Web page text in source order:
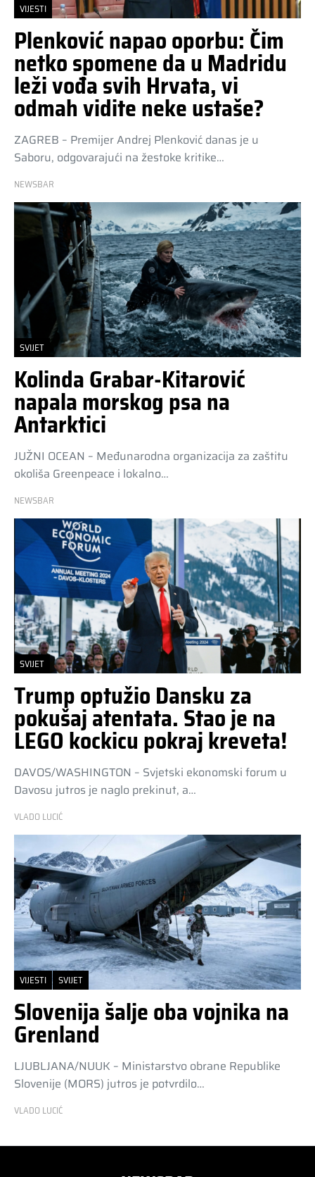
VIJESTI
Plenković napao oporbu: Čim
netko spomene da u Madridu
leži vođa svih Hrvata, vi
odmah vidite neke ustaše?
ZAGREB – Premijer Andrej Plenković danas je u
Saboru, odgovarajući na žestoke kritike…
NEWSBAR
SVIJET
Kolinda Grabar-Kitarović
napala morskog psa na
Antarktici
JUŽNI OCEAN – Međunarodna organizacija za zaštitu
okoliša Greenpeace i lokalno…
NEWSBAR
SVIJET
Trump optužio Dansku za
pokušaj atentata. Stao je na
LEGO kockicu pokraj kreveta!
DAVOS/WASHINGTON – Svjetski ekonomski forum u
Davosu jutros je naglo prekinut, a…
VLADO LUCIĆ
VIJESTI SVIJET
Slovenija šalje oba vojnika na
Grenland
LJUBLJANA/NUUK – Ministarstvo obrane Republike
Slovenije (MORS) jutros je potvrdilo…
VLADO LUCIĆ